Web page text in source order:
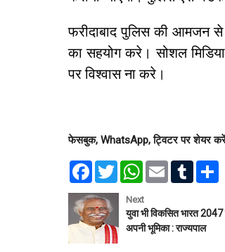
फरीदाबाद पुलिस की आमजन से
का सहयोग करे। सोशल
पर विश्वास ना करे।
फेसबुक, WhatsApp, ट्विटर पर शेयर
F
e
b
o
o
k
T
w
r
W
t
s
A
p
E
l
T
l
r
e
Next
युवा भी विकसित भारत
अपनी भूमिका : राज्यपाल